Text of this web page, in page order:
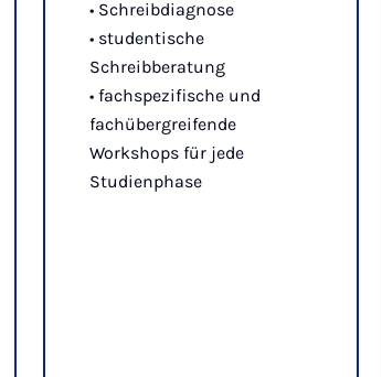
• Schreibdiagnose
• studentische
Schreibberatung
• fachspezifische und
fachübergreifende
Workshops für jede
Studienphase